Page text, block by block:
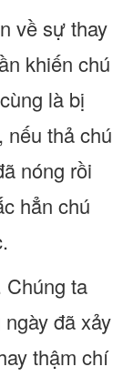
về sự thay
khiến chú
là bị
thả chú
nóng rồi
hẳn chú
ta
đã xảy
thậm chí